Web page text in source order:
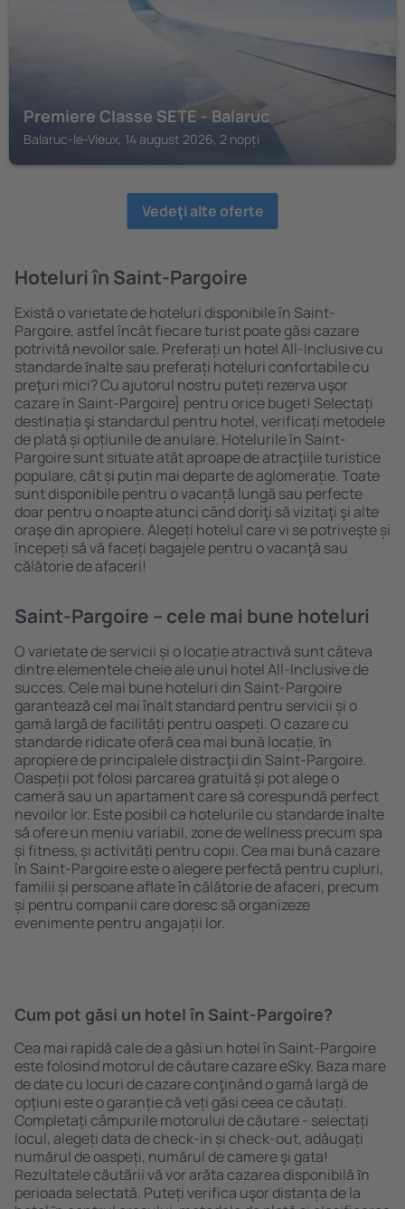
Premiere Classe SETE - Balaruc
Balaruc-le-Vieux, 14 august 2026, 2 nopți
Vedeţi alte oferte
Hoteluri în Saint-Pargoire
Există o varietate de hoteluri disponibile în Saint-
Pargoire, astfel încât fiecare turist poate găsi cazare
potrivită nevoilor sale. Preferați un hotel All-Inclusive cu
standarde ȋnalte sau preferați hoteluri confortabile cu
preţuri mici? Cu ajutorul nostru puteți rezerva uşor
cazare în Saint-Pargoire} pentru orice buget! Selectați
destinația şi standardul pentru hotel, verificați metodele
de plată și opțiunile de anulare. Hotelurile în Saint-
Pargoire sunt situate atât aproape de atracţiile turistice
populare, cât și puțin mai departe de aglomerație. Toate
sunt disponibile pentru o vacanță lungă sau perfecte
doar pentru o noapte atunci când doriţi să vizitaţi şi alte
oraşe din apropiere. Alegeți hotelul care vi se potriveşte și
începeți să vă faceți bagajele pentru o vacanţă sau
călătorie de afaceri!
Saint-Pargoire – cele mai bune hoteluri
O varietate de servicii și o locație atractivă sunt câteva
dintre elementele cheie ale unui hotel All-Inclusive de
succes. Cele mai bune hoteluri din Saint-Pargoire
garantează cel mai înalt standard pentru servicii și o
gamă largă de facilități pentru oaspeți. O cazare cu
standarde ridicate oferă cea mai bună locație, ȋn
apropiere de principalele distracţii din Saint-Pargoire.
Oaspeții pot folosi parcarea gratuită și pot alege o
cameră sau un apartament care să corespundă perfect
nevoilor lor. Este posibil ca hotelurile cu standarde ȋnalte
să ofere un meniu variabil, zone de wellness precum spa
și fitness, și activități pentru copii. Cea mai bună cazare
în Saint-Pargoire este o alegere perfectă pentru cupluri,
familii și persoane aflate în călătorie de afaceri, precum
și pentru companii care doresc să organizeze
evenimente pentru angajații lor.
Cum pot găsi un hotel în Saint-Pargoire?
Cea mai rapidă cale de a găsi un hotel în Saint-Pargoire
este folosind motorul de căutare cazare eSky. Baza mare
de date cu locuri de cazare conţinând o gamă largă de
opţiuni este o garanție că veți găsi ceea ce căutați.
Completați câmpurile motorului de căutare - selectați
locul, alegeți data de check-in și check-out, adăugați
numărul de oaspeți, numărul de camere şi gata!
Rezultatele căutării vă vor arăta cazarea disponibilă ȋn
perioada selectată. Puteți verifica uşor distanța de la